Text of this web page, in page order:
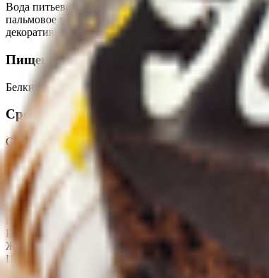
Вода питьевая, яйцо куриное, мука в/с пшеничная,
пальмовое рафинированное дезодорированное,
декоративная, соль йодированная. Содержит
Пищевая ценность на 100г
Белки 7.0 Жиры Калории:
Срок годности
Срок годности :(4 ± 2)°С 5 суток
Изготовитель
Производитель:
ООО «Торговая сеть «Продмир»
Юридический адрес:
Кондитерский цех «Три
Республика Беларусь, ул. К.Маркса, 2г; Цех мясных
Желания», 247210, Республика Беларусь.
Цех овощных полуфабрикатов, Республика
«Ресторан R&B Crash», Республика Беларусь,